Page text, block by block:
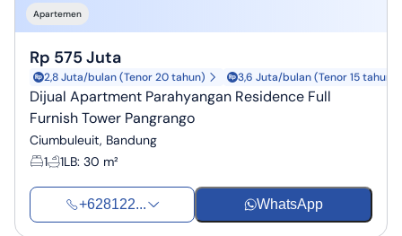
Apartemen
Rp 575 Juta
2,8 Juta/bulan (Tenor 20 tahun) 3,6 Juta/bulan (Tenor 15 tahun)
Dijual Apartment Parahyangan Residence Full
Furnish Tower Pangrango
Ciumbuleuit, Bandung
1
1LB: 30 m²
+628122... WhatsApp